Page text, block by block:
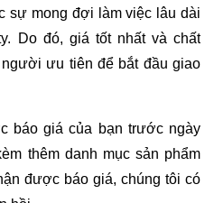
sự mong đợi làm việc lâu dài
Do đó, giá tốt nhất và chất
ưu tiên để bắt đầu giao
báo giá của bạn trước ngày
thêm danh mục sản phẩm
được báo giá, chúng tôi có